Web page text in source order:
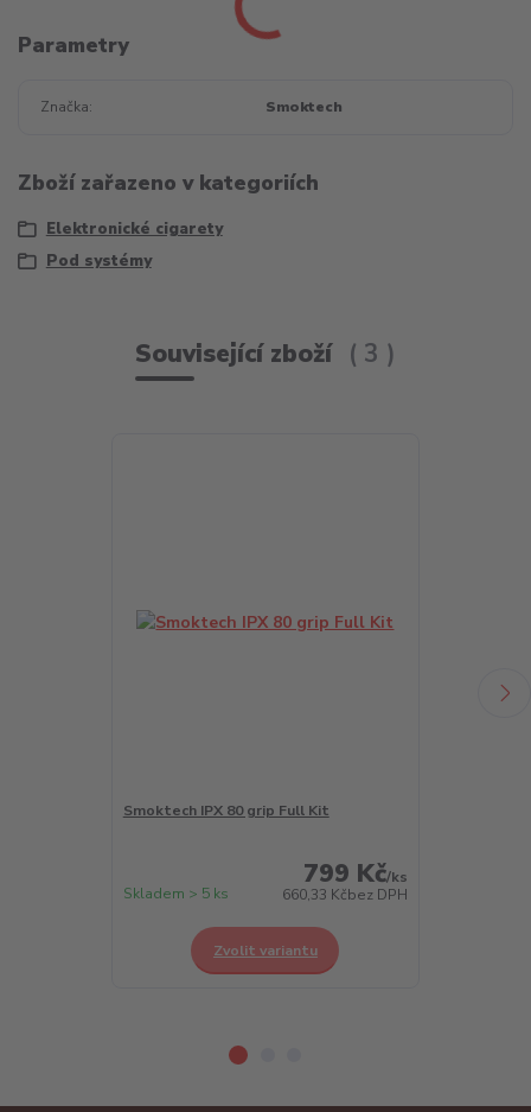
Parametry
Značka Smoktech
Zboží zařazeno v kategoriích
Elektronické cigarety
Pod systémy
Související zboží 3
Smoktech IPX 80 grip Full Kit
799 Kč/ks
660,33 Kčbez DPH
Skladem > 5 ks
Zvolit variantu